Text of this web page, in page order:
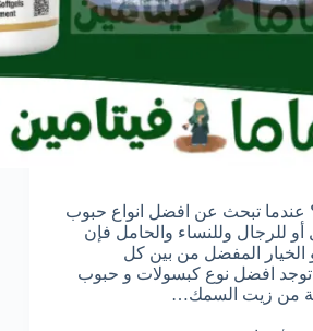
اوميغا ٣ ؟ عندما تبحث عن افضل انواع حبوب
أو للرجال وللنساء والحامل فإن
الخيار المفضل من بين كل
توجد افضل نوع كبسولات و حبوب
من زيت السمك…